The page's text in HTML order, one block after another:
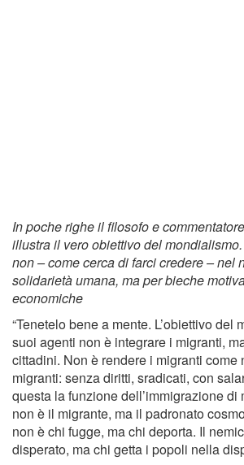
In poche righe il filosofo e
illustra il vero obiettivo del
non – come cerca di farci credere – nel
solidarietà umana, ma per bieche
economiche
“Tenetelo bene a mente. L’obiettivo del
suoi agenti non è integrare i migranti,
cittadini. Non è rendere i migranti come
migranti: senza diritti, sradicati, con
questa la funzione dell’immigrazione di
non è il migrante, ma il padronato
non è chi fugge, ma chi deporta. Il
disperato, ma chi getta i popoli nella